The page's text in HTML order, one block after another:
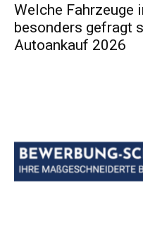
Welche Fahrzeuge
besonders gefragt
Autoankauf 2026